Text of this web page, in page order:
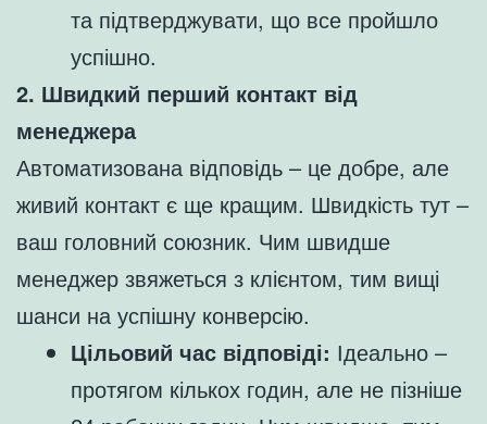
та підтверджувати, що все пройшло
успішно.
2. Швидкий перший контакт від
менеджера
Автоматизована відповідь – це добре, але
живий контакт є ще кращим. Швидкість тут –
ваш головний союзник. Чим швидше
менеджер звяжеться з клієнтом, тим вищі
шанси на успішну конверсію.
Цільовий час відповіді: Ідеально –
протягом кількох годин, але не пізніше